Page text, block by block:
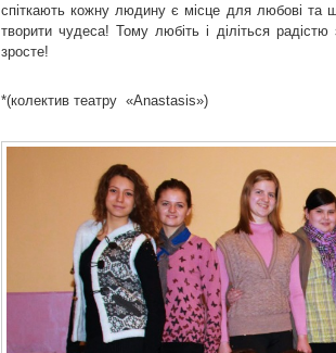
спіткають кожнулюдину є місце для любові та
творити чудеса! Тому любіть і діліться
зросте!
*(колектив театру «Anastasis»)